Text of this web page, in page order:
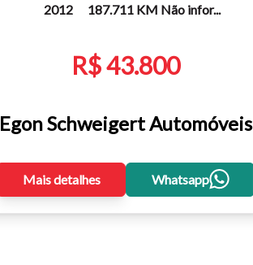
2012 187.711 KM Não infor...
R$ 43.800
Egon Schweigert Automóveis
Mais detalhes Whatsapp